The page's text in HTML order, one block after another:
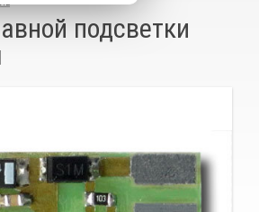
подсветки